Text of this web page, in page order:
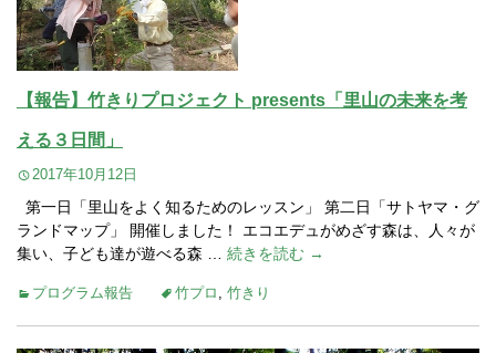
【報告】竹きりプロジェクト presents「里山の未来を考
える３日間」
2017年10月12日
第一日「里山をよく知るためのレッスン」 第二日「サトヤマ・グ
ランドマップ」 開催しました！ エコエデュがめざす森は、人々が
集い、子ども達が遊べる森 … 続きを読む →
プログラム報告 竹プロ , 竹きり